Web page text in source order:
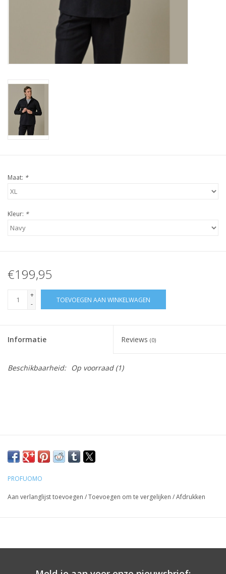
Maat: *
Kleur: *
€199,95
+
-
TOEVOEGEN AAN WINKELWAGEN
Informatie Reviews (0)
Beschikbaarheid: Op voorraad(1)
PROFUOMO
Aan verlanglijst toevoegen /Toevoegen om te vergelijken /Afdrukken